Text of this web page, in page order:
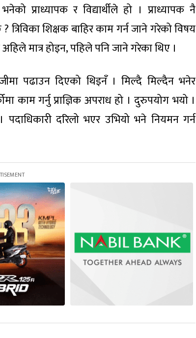
प्राध्यापक र विद्यार्थीले हो । प्राध्यापक नै
त्रिविका शिक्षक बाहिर काम गर्न जाने गरेको विषय
मात्र होइन, पहिले पनि जाने गरेका थिए ।
पढाउन दिएको थिइनँ । मिल्दै मिल्दैन भनेर
काम गर्नु प्राज्ञिक अपराध हो । दुरुपयोग भयो ।
पदाधिकारी दरिलो भएर उभियो भने नियमन गर्न